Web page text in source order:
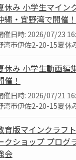
休み 小学生マイン
縄・宜野湾で開催！
催日時: 2026/07/23
湾市伊佐2-20-15夏
休み 小学生動画編
催！
催日時: 2026/07/21
湾市伊佐2-20-15夏
育版マインクラフ
クショップ プログ
会